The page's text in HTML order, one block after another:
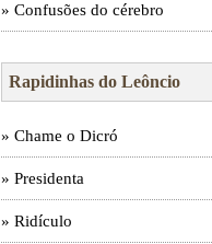
» Confusões do cérebro
Rapidinhas do Leôncio
» Chame o Dicró
» Presidenta
» Ridículo